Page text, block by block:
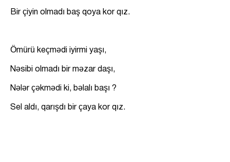
Bir çiyin olmadı baş qoya kor qız.
Ömürü keçmədi iyirmi yaşı,
Nəsibi olmadı bir məzar daşı,
Nələr çəkmədi ki, bəlalı başı ?
Sel aldı, qarışdı bir çaya kor qız.